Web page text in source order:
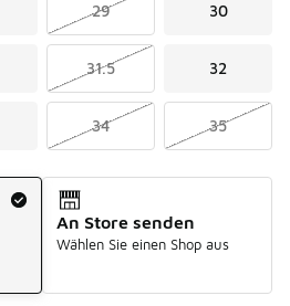
29 30
31.5 32
34 35
An Store senden
Wählen Sie einen Shop aus